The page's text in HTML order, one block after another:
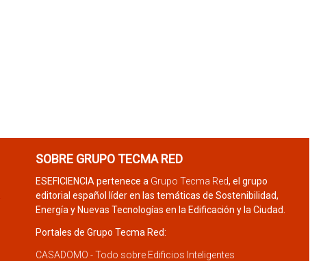
SOBRE GRUPO TECMA RED
ESEFICIENCIA pertenece a Grupo Tecma Red, el grupo
editorial español líder en las temáticas de Sostenibilidad,
Energía y Nuevas Tecnologías en la Edificación y la Ciudad.
Portales de Grupo Tecma Red:
CASADOMO - Todo sobre Edificios Inteligentes